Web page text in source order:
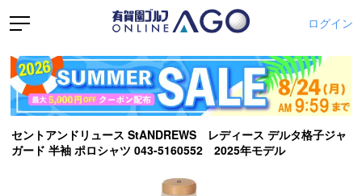
ログイン
セントアンドリュース StANDREWS レディース デルタ格子ジャ
ガード 半袖 ポロシャツ 043-5160552 2025年モデル